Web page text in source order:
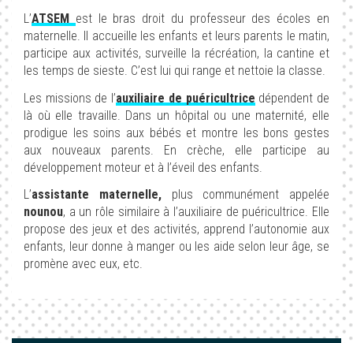
L’ATSEM
est le bras droit du professeur des écoles en
maternelle. Il accueille les enfants et leurs parents le matin,
participe aux activités, surveille la récréation, la cantine et
les temps de sieste. C’est lui qui range et nettoie la classe.
Les missions de l’auxiliaire de puéricultrice dépendent de
là où elle travaille. Dans un hôpital ou une maternité, elle
prodigue les soins aux bébés et montre les bons gestes
aux nouveaux parents. En crèche, elle participe au
développement moteur et à l’éveil des enfants.
L’assistante maternelle,plus communément appelée
nounou, a un rôle similaire à l’auxiliaire de puéricultrice. Elle
propose des jeux et des activités, apprend l’autonomie aux
enfants, leur donne à manger ou les aide selon leur âge, se
promène avec eux, etc.